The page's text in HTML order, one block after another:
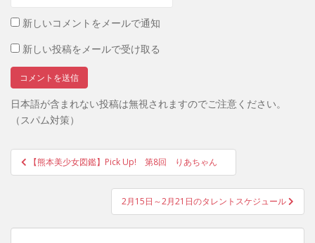
新しいコメントをメールで通知
新しい投稿をメールで受け取る
日本語が含まれない投稿は無視されますのでご注意ください。
（スパム対策）
投
稿
ゲ
【熊本美少女図鑑】Pick Up! 第8回 りあちゃん
2月15日～2月21日のタレントスケジュール